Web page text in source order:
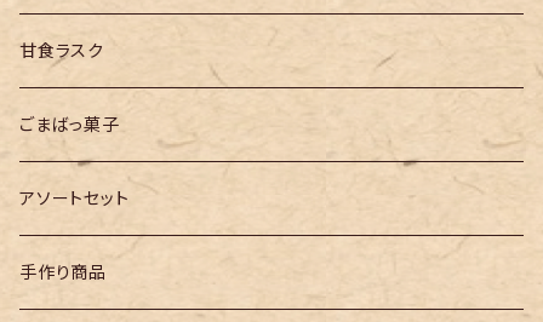
エールセット
同種類
バラエティセット
甘食ラスク
ごまばっ菓子
アソートセット
手作り商品